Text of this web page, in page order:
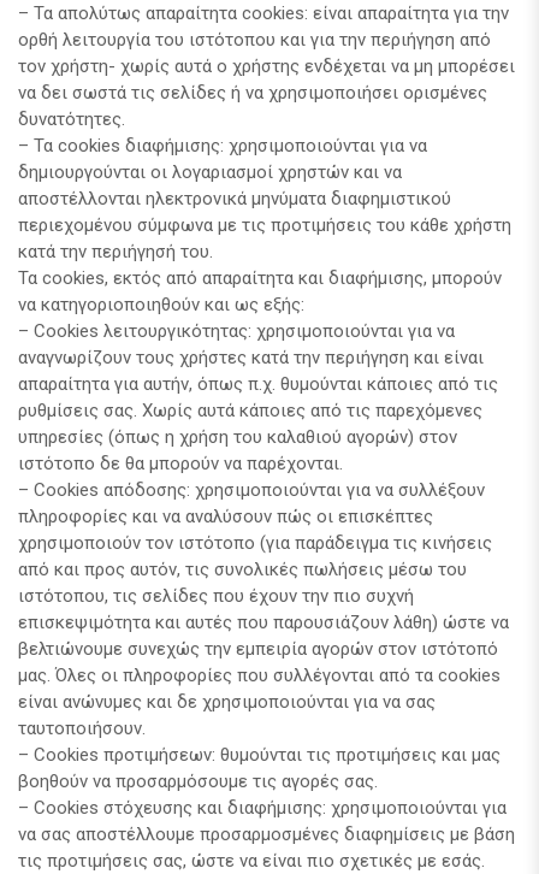
– Τα απολύτως απαραίτητα cookies: είναι απαραίτητα για την
ορθή λειτουργία του ιστότοπου και για την περιήγηση από
τον χρήστη- χωρίς αυτά ο χρήστης ενδέχεται να μη μπορέσει
να δει σωστά τις σελίδες ή να χρησιμοποιήσει ορισμένες
δυνατότητες.
– Τα cookies διαφήμισης: χρησιμοποιούνται για να
δημιουργούνται οι λογαριασμοί χρηστών και να
αποστέλλονται ηλεκτρονικά μηνύματα διαφημιστικού
περιεχομένου σύμφωνα με τις προτιμήσεις του κάθε χρήστη
κατά την περιήγησή του.
Τα cookies, εκτός από απαραίτητα και διαφήμισης, μπορούν
να κατηγοριοποιηθούν και ως εξής:
– Cookies λειτουργικότητας: χρησιμοποιούνται για να
αναγνωρίζουν τους χρήστες κατά την περιήγηση και είναι
απαραίτητα για αυτήν, όπως π.χ. θυμούνται κάποιες από τις
ρυθμίσεις σας. Χωρίς αυτά κάποιες από τις παρεχόμενες
υπηρεσίες (όπως η χρήση του καλαθιού αγορών) στον
ιστότοπο δε θα μπορούν να παρέχονται.
– Cookies απόδοσης: χρησιμοποιούνται για να συλλέξουν
πληροφορίες και να αναλύσουν πώς οι επισκέπτες
χρησιμοποιούν τον ιστότοπο (για παράδειγμα τις κινήσεις
από και προς αυτόν, τις συνολικές πωλήσεις μέσω του
ιστότοπου, τις σελίδες που έχουν την πιο συχνή
επισκεψιμότητα και αυτές που παρουσιάζουν λάθη) ώστε να
βελτιώνουμε συνεχώς την εμπειρία αγορών στον ιστότοπό
μας. Όλες οι πληροφορίες που συλλέγονται από τα cookies
είναι ανώνυμες και δε χρησιμοποιούνται για να σας
ταυτοποιήσουν.
– Cookies προτιμήσεων: θυμούνται τις προτιμήσεις και μας
βοηθούν να προσαρμόσουμε τις αγορές σας.
– Cookies στόχευσης και διαφήμισης: χρησιμοποιούνται για
να σας αποστέλλουμε προσαρμοσμένες διαφημίσεις με βάση
τις προτιμήσεις σας, ώστε να είναι πιο σχετικές με εσάς.